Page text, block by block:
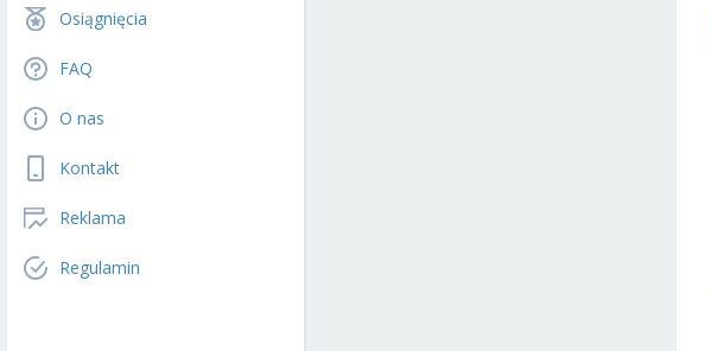
Osiągnięcia
FAQ
O nas
Kontakt
Reklama
Regulamin